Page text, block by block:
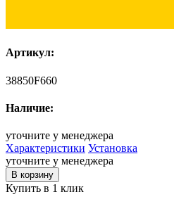
Артикул:
38850F660
Наличие:
уточните у менеджера
Характеристики Установка
уточните у менеджера
В корзину
Купить в 1 клик